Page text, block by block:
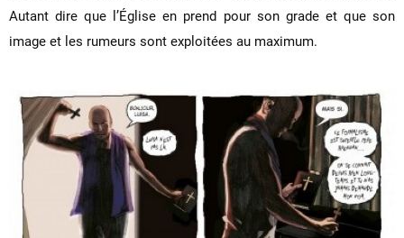
Autant dire que l’Église en prend pour son grade et que son
image et les rumeurs sont exploitées au maximum.